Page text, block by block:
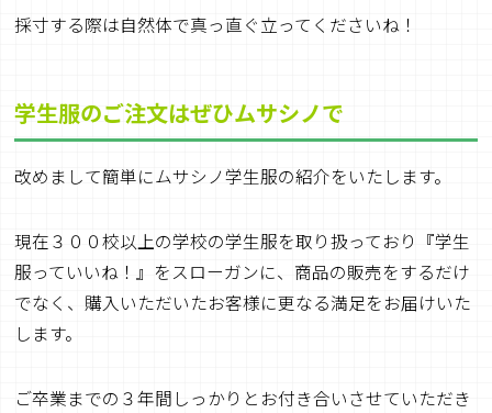
採寸する際は自然体で真っ直ぐ立ってくださいね！
学生服のご注文はぜひムサシノで
改めまして簡単にムサシノ学生服の紹介をいたします。
現在３００校以上の学校の学生服を取り扱っており『学生
服っていいね！』をスローガンに、商品の販売をするだけ
でなく、購入いただいたお客様に更なる満足をお届けいた
します。
ご卒業までの３年間しっかりとお付き合いさせていただき